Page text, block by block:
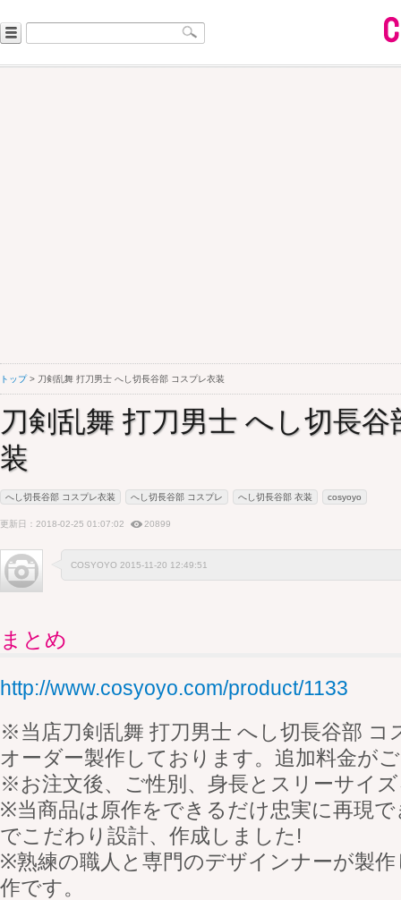
トップ> 刀剣乱舞 打刀男士 へし切長谷部 コスプレ衣装
刀剣乱舞 打刀男士 へし切長
装
へし切長谷部 コスプレ衣装 へし切長谷部 コスプレ へし切長谷部 衣装 cosyoyo
更新日：2018-02-25 01:07:02 20899
COSYOYO 2015-11-20 12:49:51
まとめ
http://www.cosyoyo.com/product/1133
※当店刀剣乱舞 打刀男士 へし切長谷部 コ
オーダー製作しております。追加料金が
※お注文後、ご性別、身長とスリーサイ
※当商品は原作をできるだけ忠実に再現
でこだわり設計、作成しました!
※熟練の職人と専門のデザインナーが製
作です。